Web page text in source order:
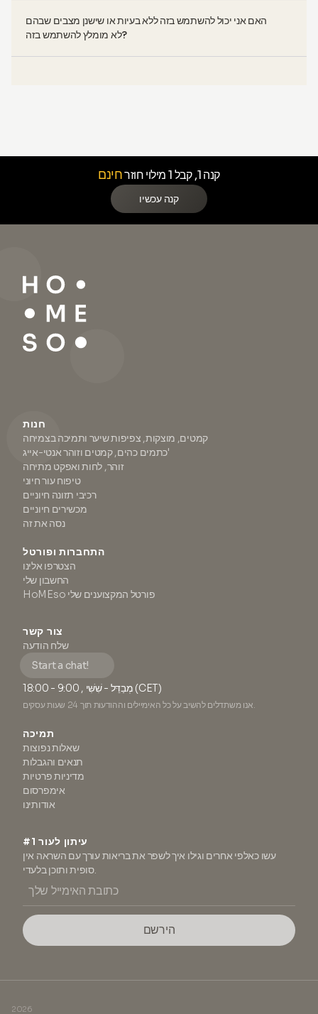
האם אני יכול להשתמש בזה ללא בעיות או שישנן מצבים שבהם
לא מומלץ להשתמש בזה?
קנה 1, קבל 1 מילוי חוזר חינם
קנה עכשיו
חנות
קמטים, מוצקות, צפיפות שיער ותמיכה בצמיחה
כתמים כהים, קמטים וזוהר אנטי-אייג'
זוהר, לחות ואפקט מתיחה
טיפוח עור חיוני
רכיבי תזונה חיוניים
מכשירים חיוניים
נסה את זה
התחברות ופורטל
הצטרפו אלינו
החשבון שלי
HoMEso פורטל המקצוענים שלי
צור קשר
שלח הודעה
Start a chat!
מְבַדֵּל - שִׁשִּׁי , 9:00 - 18:00 (CET)
אנו משתדלים להשיב על כל האימיילים וההודעות תוך 24 שעות עסקים.
תמיכה
שאלות נפוצות
תנאים והגבלות
מדיניות פרטיות
אימפרסום
אודותינו
#1 עיתון לעור
עשו כאלפי אחרים וגילו איך לשפר את בריאות עורך עם השראה אין
סופית ותוכן בלעדי.
הירשם
2026